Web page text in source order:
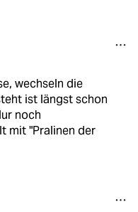
wechseln die
ist längst schon
noch
mit "Pralinen der